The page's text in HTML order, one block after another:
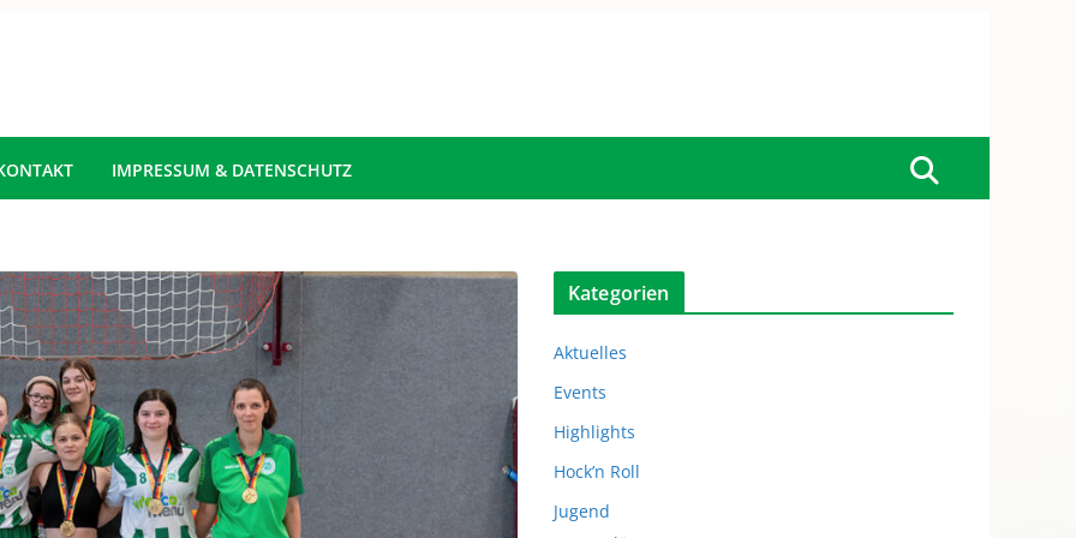
IMPRESSUM & DATENSCHUTZ
Kategorien
Aktuelles
Events
Highlights
Hock’n Roll
Jugend